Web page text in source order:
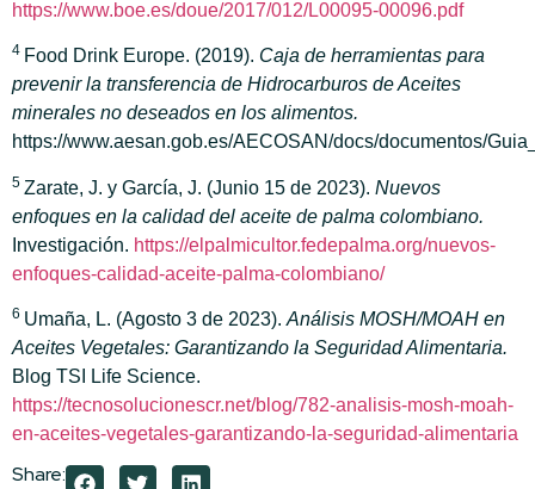
https://www.boe.es/doue/2017/012/L00095-00096.pdf
4 Food Drink Europe. (2019). Caja de herramientas para
prevenir la transferencia de Hidrocarburos de Aceites
minerales no deseados en los alimentos.
https://www.aesan.gob.es/AECOSAN/docs/documentos/
5 Zarate, J. y García, J. (Junio 15 de 2023). Nuevos
enfoques en la calidad del aceite de palma colombiano.
Investigación. https://elpalmicultor.fedepalma.org/nuevos-
enfoques-calidad-aceite-palma-colombiano/
6 Umaña, L. (Agosto 3 de 2023). Análisis MOSH/MOAH en
Aceites Vegetales: Garantizando la Seguridad Alimentaria.
Blog TSI Life Science.
https://tecnosolucionescr.net/blog/782-analisis-mosh-moah-
en-aceites-vegetales-garantizando-la-seguridad-alimentaria
Share: